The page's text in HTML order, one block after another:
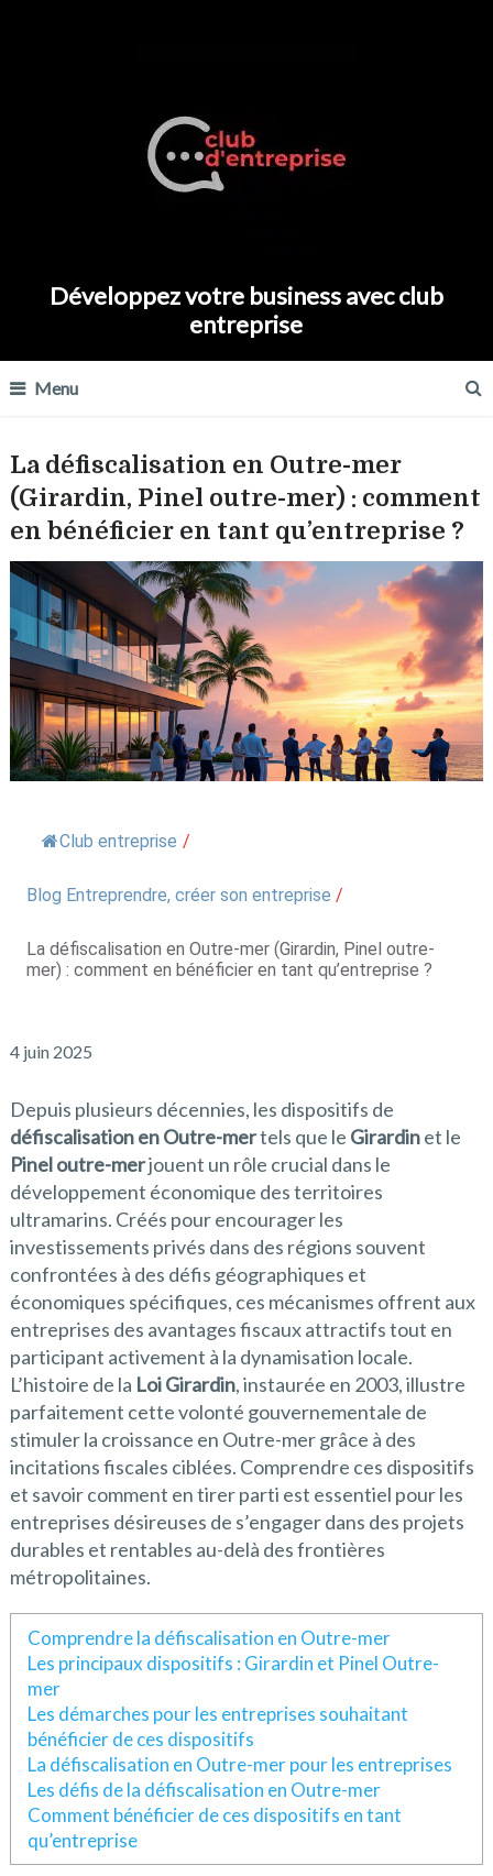
Développez votre business avec club
entreprise
Menu
La défiscalisation en Outre-mer
(Girardin, Pinel outre-mer) : comment
en bénéficier en tant qu’entreprise ?
Club entreprise /
Blog Entreprendre, créer son entreprise /
La défiscalisation en Outre-mer (Girardin, Pinel outre-
mer) : comment en bénéficier en tant qu’entreprise ?
4 juin 2025
Depuis plusieurs décennies, les dispositifs de
défiscalisation en Outre-mertels que le Girardinet le
Pinel outre-merjouent un rôle crucial dans le
développement économique des territoires
ultramarins. Créés pour encourager les
investissements privés dans des régions souvent
confrontées à des défis géographiques et
économiques spécifiques, ces mécanismes offrent aux
entreprises des avantages fiscaux attractifs tout en
participant activement à la dynamisation locale.
L’histoire de la Loi Girardin, instaurée en 2003, illustre
parfaitement cette volonté gouvernementale de
stimuler la croissance en Outre-mer grâce à des
incitations fiscales ciblées. Comprendre ces dispositifs
et savoir comment en tirer parti est essentiel pour les
entreprises désireuses de s’engager dans des projets
durables et rentables au-delà des frontières
métropolitaines.
Comprendre la défiscalisation en Outre-mer
Les principaux dispositifs : Girardin et Pinel Outre-
mer
Les démarches pour les entreprises souhaitant
bénéficier de ces dispositifs
La défiscalisation en Outre-mer pour les entreprises
Les défis de la défiscalisation en Outre-mer
Comment bénéficier de ces dispositifs en tant
qu’entreprise